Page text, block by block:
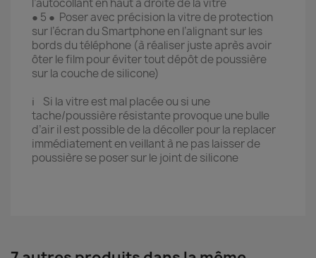
l’autocollant en haut à droite de la vitre
● 5 ● Poser avec précision la vitre de protection
sur l’écran du Smartphone en l’alignant sur les
bords du téléphone (à réaliser juste après avoir
ôter le film pour éviter tout dépôt de poussière
sur la couche de silicone)
ℹ️ Si la vitre est mal placée ou si une
tache/poussière résistante provoque une bulle
d’air il est possible de la décoller pour la replacer
immédiatement en veillant à ne pas laisser de
poussière se poser sur le joint de silicone